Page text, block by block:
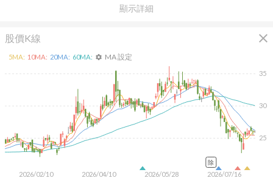
顯示詳細
股價K線 close
2026/02/10 2026/04/10 2026/05/28 2026/07/16
25
30
35
5MA: 10MA: 20MA: 60MA: settings MA 設定
除